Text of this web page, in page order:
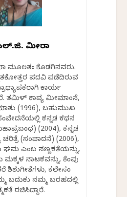
ಎಲ್.ಜಿ. ಮೀರಾ
ಮೂಲತಃ ಕೊಡಗಿನವರು.
ಪದವಿ ಪಡೆದಿರುವ
ಕಾರ್ಯ
ತಮಿಳ್ ಕಾವ್ಯ ಮೀಮಾಂಸೆ,
(1996), ಬಹುಮುಖ
ಸಂವೇದನೆಯಲ್ಲಿ ಕನ್ನಡ ಕಥನ
(2004), ಕನ್ನಡ
(ಸಂಪಾದನೆ) (2006),
ಎಂಬ ಸಣ್ಣಕತೆಯನ್ನು,
ನಾಟಕವನ್ನು, ಕೆಂಪು
ಶಿಶುಗೀತೆಗಳು, ಕಲೇಸಂ
ಬದುಕು ನಮ್ಮ ಬರಹದಲ್ಲಿ
ರಚಿಸಿದ್ದಾರೆ.